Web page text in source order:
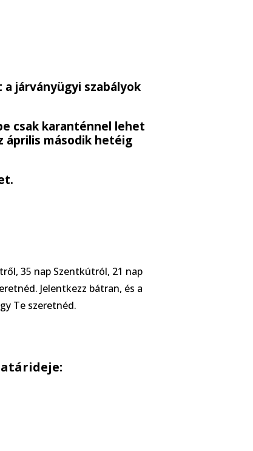
járványügyi szabályok
csak karanténnel lehet
április második hetéig
35 nap Szentkútról, 21 nap
Jelentkezz bátran, és a
Te szeretnéd.